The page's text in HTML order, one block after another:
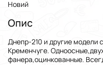
Новий
Опис
Днепр-210 и другие модели
Кременчуге.
фанера,оцинкованные.